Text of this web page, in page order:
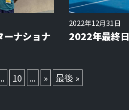
ーナショナ
2022年12月31日
2022年最終日
10 ... » 最後 »